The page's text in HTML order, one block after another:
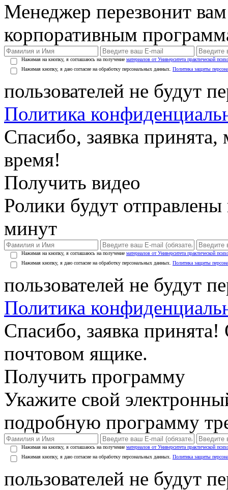
Менеджер перезвонит
корпоративным
Нажимая на кнопку, я соглашаюсь на получение материалов от Университета практической
Нажимая кнопку, я даю согласие на обработку персональных данных. Политика защиты
пользователей не будут
Политика
Спасибо, заявка
время!
Получить видео
Ролики будут
минут
Нажимая на кнопку, я соглашаюсь на получение материалов от Университета практической
Нажимая кнопку, я даю согласие на обработку персональных данных. Политика защиты
пользователей не будут
Политика
Спасибо, заявка
почтовом ящике.
Получить программу
Укажите свой
подробную программу
Нажимая на кнопку, я соглашаюсь на получение материалов от Университета практической
Нажимая кнопку, я даю согласие на обработку персональных данных. Политика защиты
пользователей не будут